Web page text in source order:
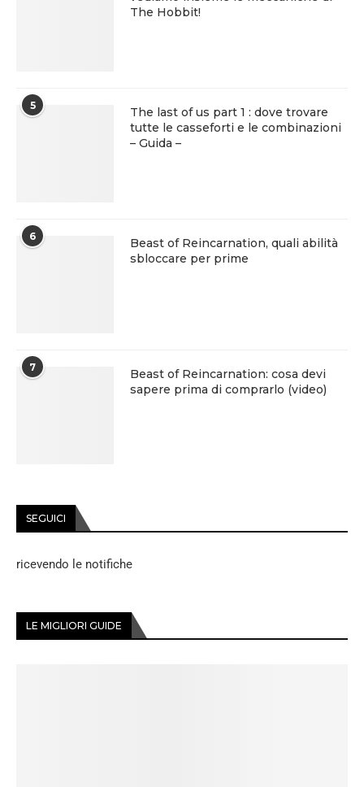
The Hobbit!
5
The last of us part 1 : dove trovare
tutte le casseforti e le combinazioni
– Guida –
6
Beast of Reincarnation, quali abilità
sbloccare per prime
7
Beast of Reincarnation: cosa devi
sapere prima di comprarlo (video)
SEGUICI
ricevendo le notifiche
LE MIGLIORI GUIDE